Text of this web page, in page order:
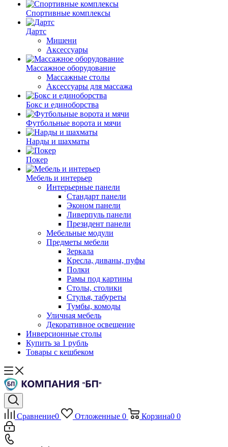
Спортивные комплексы
Дартс
Мишени
Аксессуары
Массажное оборудование
Массажные столы
Аксессуары для массажа
Бокс и единоборства
Футбольные ворота и мячи
Нарды и шахматы
Покер
Мебель и интерьер
Интерьерные панели
Стандарт панели
Эконом панели
Ливерпуль панели
Президент панели
Мебельные модули
Предметы мебели
Зеркала
Кресла, диваны, пуфы
Полки
Рамы под картины
Столы, столики
Стулья, табуреты
Тумбы, комоды
Уличная мебель
Декоративное освещение
Инверсионные столы
Купить за 1 рубль
Товары с кешбеком
Сравнение0 Отложенные 0 Корзина0 0